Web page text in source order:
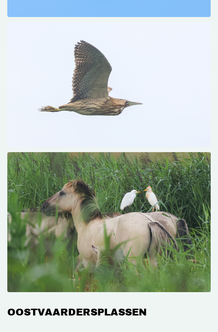
OOSTVAARDERSPLASSEN